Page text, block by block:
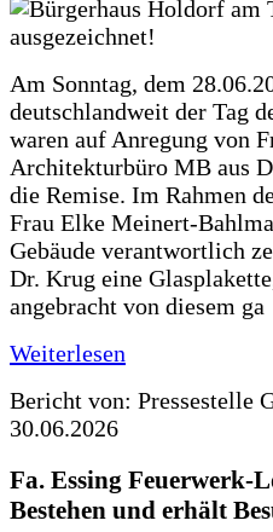
Am Sonntag, dem
deutschlandweit der Tag
waren auf Anregung von
Architekturbüro MB aus
die Remise. Im Rahmen
Frau Elke Meinert-
Gebäude verantwortlich
Dr. Krug eine
angebracht von diesem ga
Weiterlesen
Bericht von: Pressestelle
30.06.2026
Fa. Essing
Bestehen und erhält